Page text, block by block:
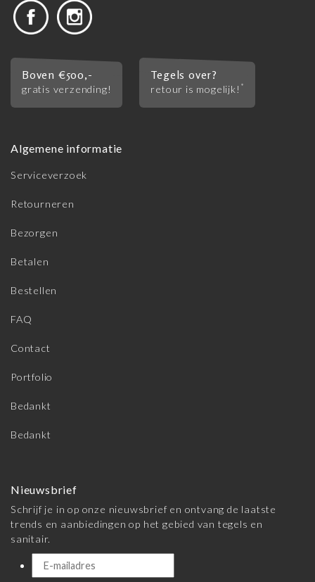
Boven €500,-
gratis verzending!
Tegels over?
retour is mogelijk! *
Algemene informatie
Serviceverzoek
Retourneren
Bezorgen
Betalen
Bestellen
FAQ
Contact
Portfolio
Bedankt
Bedankt
Nieuwsbrief
Schrijf je in op onze nieuwsbrief en ontvang de laatste
trends en aanbiedingen op het gebied van tegels en
sanitair.